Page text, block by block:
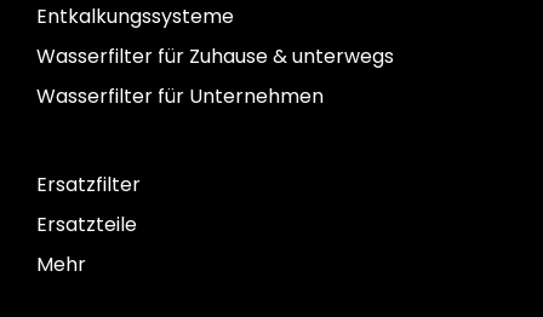
Entkalkungssysteme
Wasserfilter für Zuhause & unterwegs
Wasserfilter für Unternehmen
Ersatzfilter
Ersatzteile
Mehr